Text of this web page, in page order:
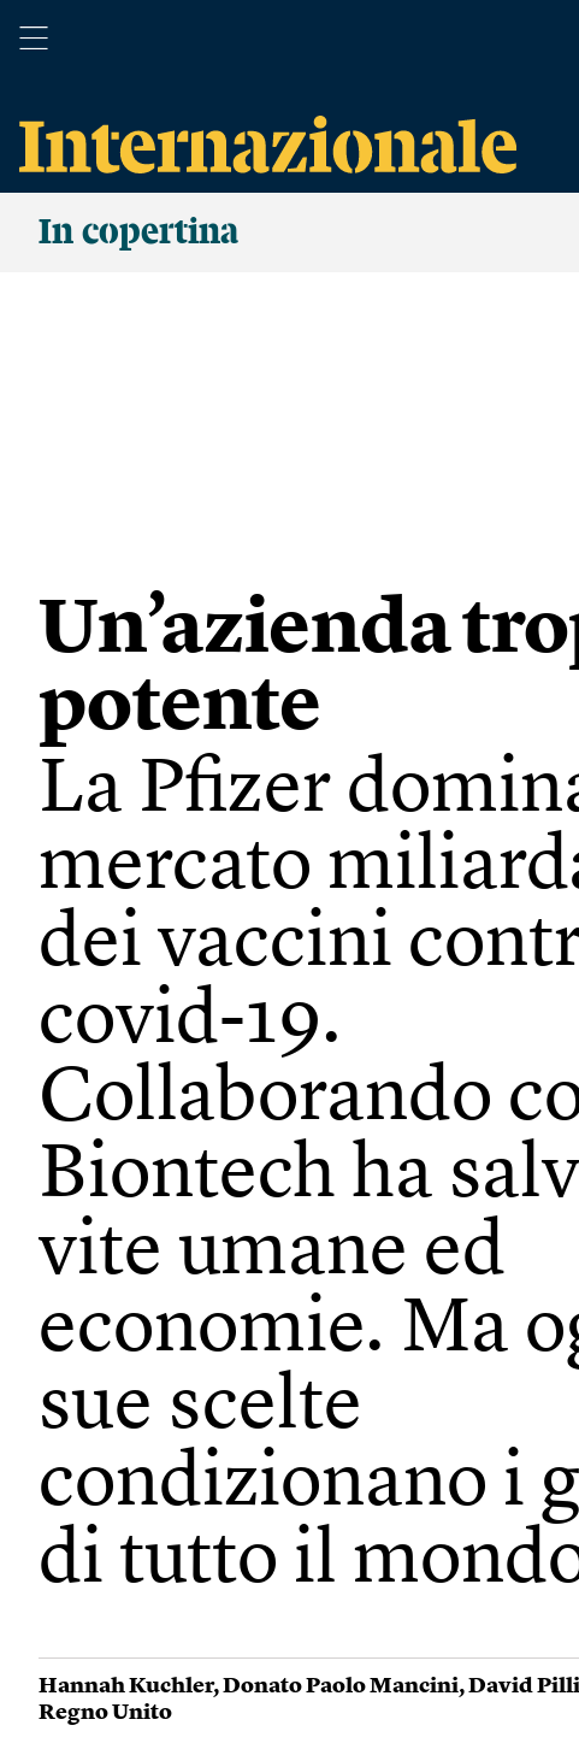
In copertina
Un’azienda
potente
La Pfizer
mercato
dei vaccini
covid-19.
Collaborando
Biontech ha
vite umane ed
economie. Ma
sue scelte
condizionano i
di tutto il
Hannah Kuchler,Donato Paolo Mancini,David
Regno Unito